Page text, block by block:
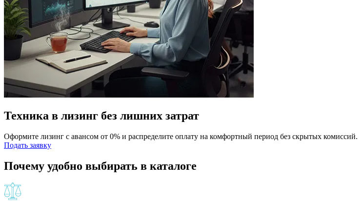
Техника в лизинг без лишних затрат
Оформите лизинг с авансом от 0% и распределите оплату на комфортный период без скрытых комиссий.
Подать заявку
Почему удобно выбирать в каталоге